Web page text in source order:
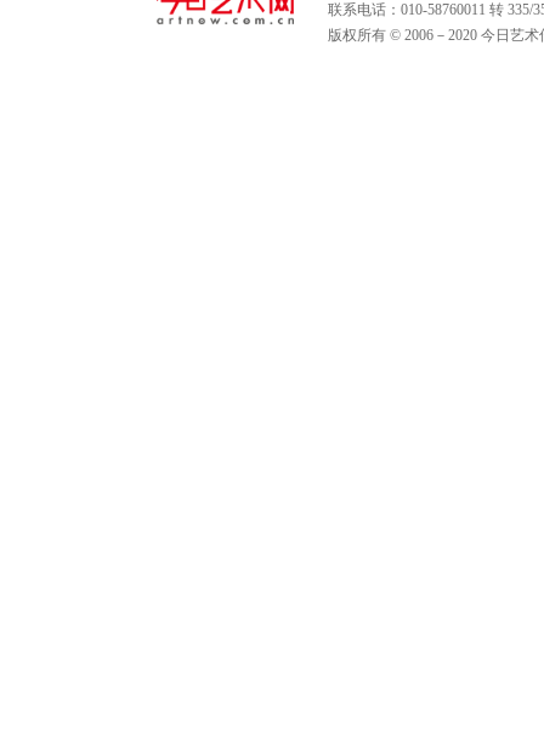
联系电话：010-58760011 转
版权所有 © 2006－2020 今日艺